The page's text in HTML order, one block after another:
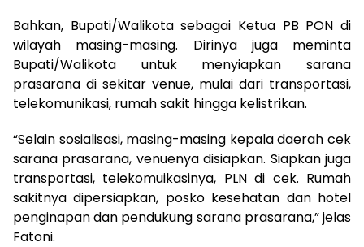
Bahkan, Bupati/Walikota sebagai Ketua PB PON di
wilayah masing-masing. Dirinya juga meminta
Bupati/Walikota untuk menyiapkan sarana
prasarana di sekitar venue, mulai dari transportasi,
telekomunikasi, rumah sakit hingga kelistrikan.
“Selain sosialisasi, masing-masing kepala daerah cek
sarana prasarana, venuenya disiapkan. Siapkan juga
transportasi, telekomuikasinya, PLN di cek. Rumah
sakitnya dipersiapkan, posko kesehatan dan hotel
penginapan dan pendukung sarana prasarana,” jelas
Fatoni.